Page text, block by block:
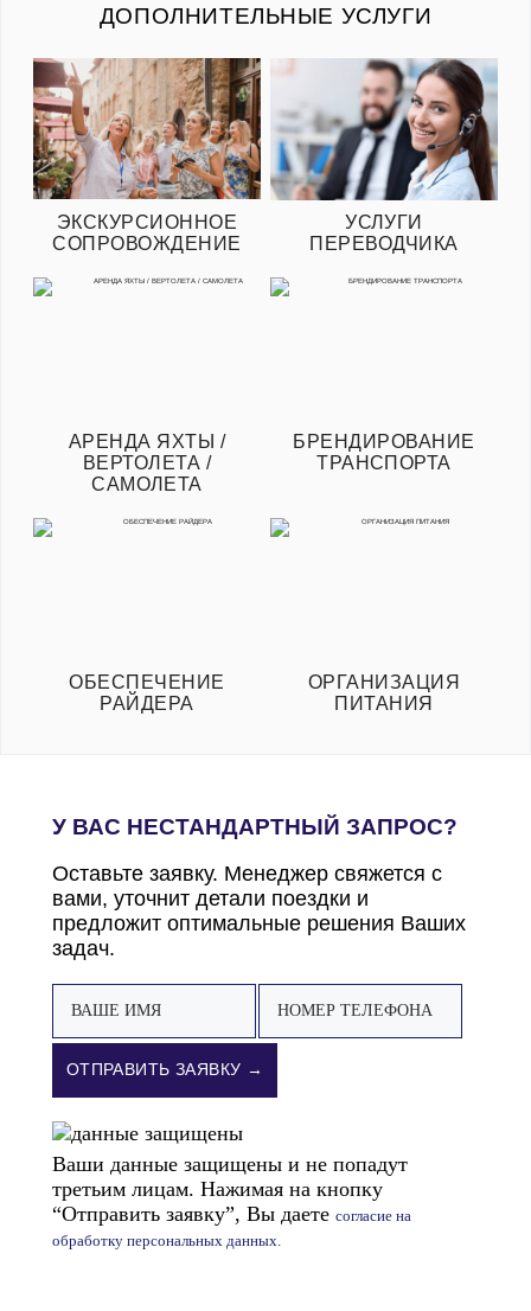
ДОПОЛНИТЕЛЬНЫЕ УСЛУГИ
ЭКСКУРСИОННОЕ
СОПРОВОЖДЕНИЕ
УСЛУГИ
ПЕРЕВОДЧИКА
АРЕНДА ЯХТЫ /
ВЕРТОЛЕТА /
САМОЛЕТА
БРЕНДИРОВАНИЕ
ТРАНСПОРТА
ОБЕСПЕЧЕНИЕ
РАЙДЕРА
ОРГАНИЗАЦИЯ
ПИТАНИЯ
У ВАС НЕСТАНДАРТНЫЙ ЗАПРОС?
Оставьте заявку. Менеджер свяжется с
вами, уточнит детали поездки и
предложит оптимальные решения Ваших
задач.
ОТПРАВИТЬ ЗАЯВКУ →
Ваши данные защищены и не попадут
третьим лицам. Нажимая на кнопку
“Отправить заявку”, Вы даете согласие на
обработку персональных данных.